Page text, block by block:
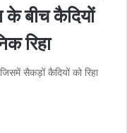
बीच कैदियों
रिहा
सैकड़ों कैदियों को रिहा